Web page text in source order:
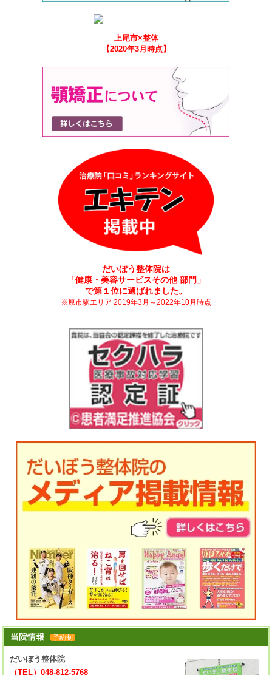
上尾市×整体
【2020年3月時点】
だいぼう整体院は
「健康・美容サービスその他 部門」
で第１位に選ばれました。
※原市駅エリア 2019年3月～2022年10月時点
当院情報 予約制
だいぼう整体院
（TEL）048-812-5768